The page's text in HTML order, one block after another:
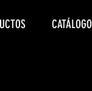
CATÁLOGO